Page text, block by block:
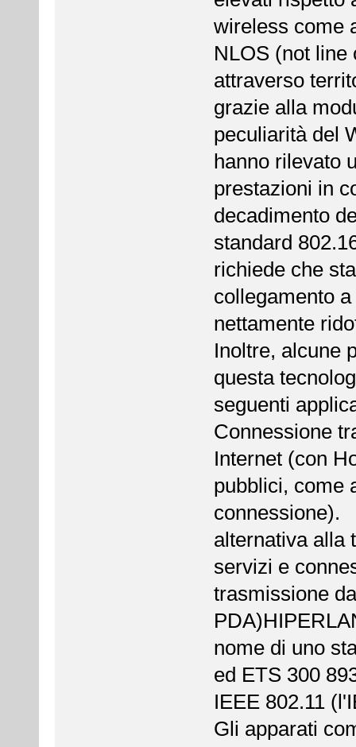
wireless come
NLOS (not line
attraverso
grazie alla
peculiarità del
hanno rilevato
prestazioni in
decadimento
standard
richiede che
collegamento
nettamente
Inoltre, alcune
questa
seguenti
Connessione
Internet (con
pubblici, come
connessione).
alternativa alla
servizi e
trasmissione
nome di uno
ed ETS 300
IEEE 802.11
Gli apparati